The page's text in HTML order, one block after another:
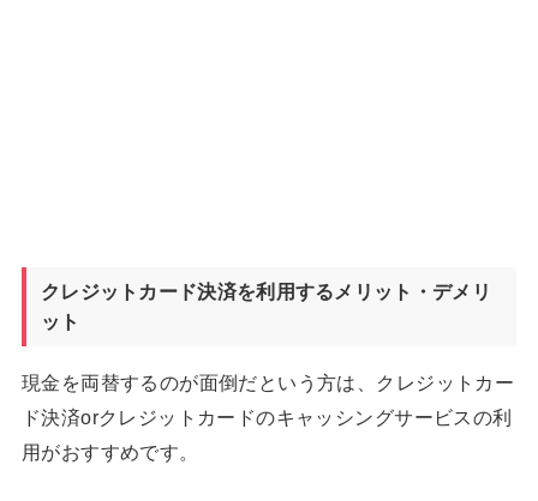
クレジットカード決済を利用するメリット・デメリ
ット
現金を両替するのが面倒だという方は、クレジットカー
ド決済orクレジットカードのキャッシングサービスの利
用がおすすめです。